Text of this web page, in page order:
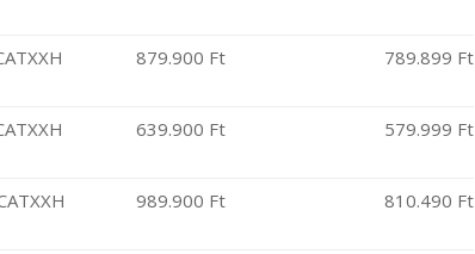
879.900 Ft 789.899 Ft
639.900 Ft 579.999 Ft
989.900 Ft 810.490 Ft